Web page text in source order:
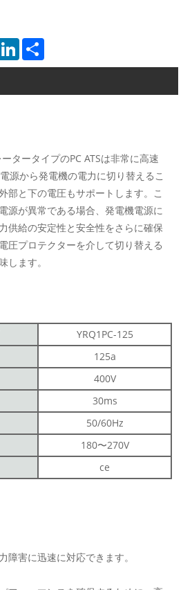
LinkedIn
タータイプのPC ATSは非常に高速
源から発電機の電力に切り替えるこ
部と下の電圧もサポートします。こ
源が異常である場合、発電機電源に
供給の安定性と安全性をさらに確保
圧プロテクターを介して切り替える
します。
YRQ1PC-125
125a
400V
30ms
50/60Hz
180〜270V
ce
障害に迅速に対応できます。